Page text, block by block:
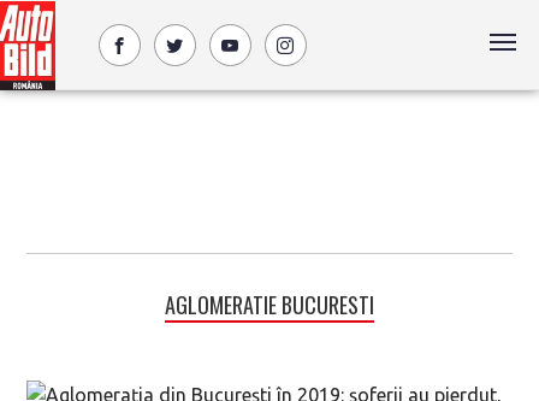
AGLOMERATIE BUCURESTI